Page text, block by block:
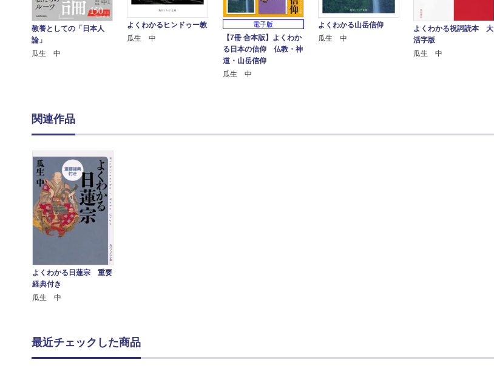
教養としての「日本人
論」
瓜生 中
よくわかるヒンドゥー教
瓜生 中
電子版
【7冊 合本版】よくわか
る日本の信仰 仏教・神
道・山岳信仰
瓜生 中
よくわかる山岳信仰
瓜生 中
よくわかる祝詞読本 大
活字版
瓜生 中
関連作品
よくわかる日蓮宗 重要
経典付き
瓜生 中
最近チェックした商品